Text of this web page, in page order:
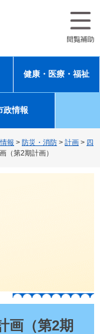
健康・医療・福祉
政情報
報 > 防災・消防 > 計画 > 四
（第2期計画）
画（第2期